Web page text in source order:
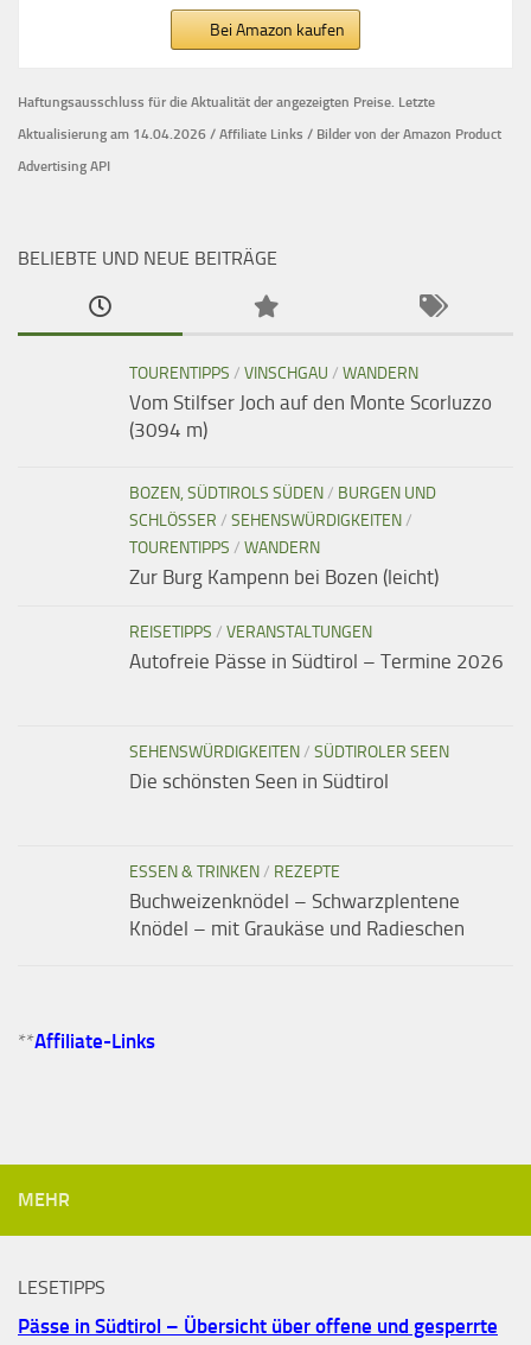
Bei Amazon kaufen
Haftungsausschluss für die Aktualität der angezeigten Preise. Letzte
Aktualisierung am 14.04.2026 / Affiliate Links / Bilder von der Amazon Product
Advertising API
BELIEBTE UND NEUE BEITRÄGE
TOURENTIPPS / VINSCHGAU / WANDERN
Vom Stilfser Joch auf den Monte Scorluzzo
(3094 m)
BOZEN, SÜDTIROLS SÜDEN/ BURGEN UND
SCHLÖSSER / SEHENSWÜRDIGKEITEN/
TOURENTIPPS / WANDERN
Zur Burg Kampenn bei Bozen (leicht)
REISETIPPS / VERANSTALTUNGEN
Autofreie Pässe in Südtirol – Termine 2026
SEHENSWÜRDIGKEITEN/ SÜDTIROLER SEEN
Die schönsten Seen in Südtirol
ESSEN & TRINKEN/ REZEPTE
Buchweizenknödel – Schwarzplentene
Knödel – mit Graukäse und Radieschen
**Affiliate-Links
MEHR
LESETIPPS
Pässe in Südtirol – Übersicht über offene und gesperrte